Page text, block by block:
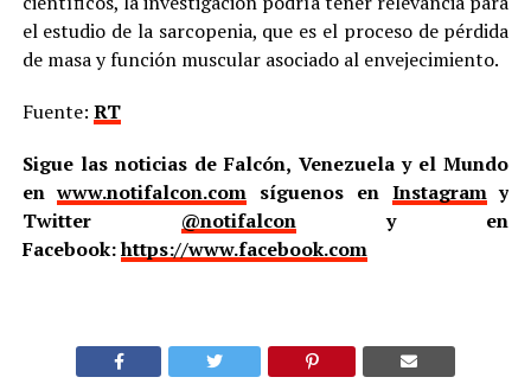
el estudio de la sarcopenia, que es el proceso de pérdida
de masa y función muscular asociado al envejecimiento.
Fuente: RT
Sigue las noticias de Falcón, Venezuela y el Mundo
enwww.notifalcon.com síguenos en Instagramy
Twitter @notifalcony en
Facebook:https://www.facebook.com